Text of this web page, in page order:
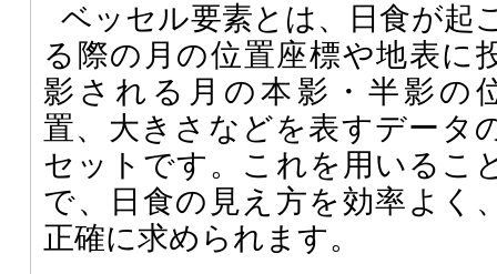
ベッセル要素とは、日食が起
る際の月の位置座標や地表に
影される月の本影・半影の
置、大きさなどを表すデータ
セットです。これを用いるこ
で、日食の見え方を効率よく
正確に求められます。